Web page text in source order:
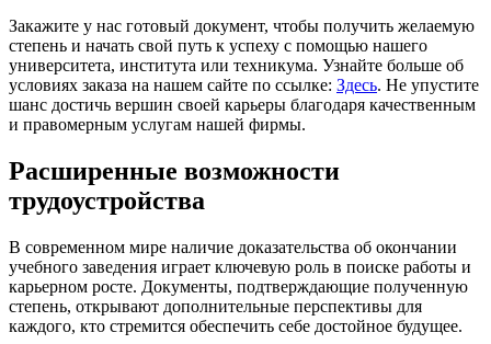
Закажите у нас готовый документ, чтобы получить желаемую
степень и начать свой путь к успеху с помощью нашего
университета, института или техникума. Узнайте больше об
условиях заказа на нашем сайте по ссылке: Здесь. Не упустите
шанс достичь вершин своей карьеры благодаря качественным
и правомерным услугам нашей фирмы.
Расширенные возможности
трудоустройства
В современном мире наличие доказательства об окончании
учебного заведения играет ключевую роль в поиске работы и
карьерном росте. Документы, подтверждающие полученную
степень, открывают дополнительные перспективы для
каждого, кто стремится обеспечить себе достойное будущее.